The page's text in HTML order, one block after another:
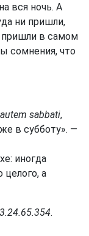
вся ночь. А
ни пришли,
в самом
сомнения, что
sabbati,
в субботу». —
иногда
а
.